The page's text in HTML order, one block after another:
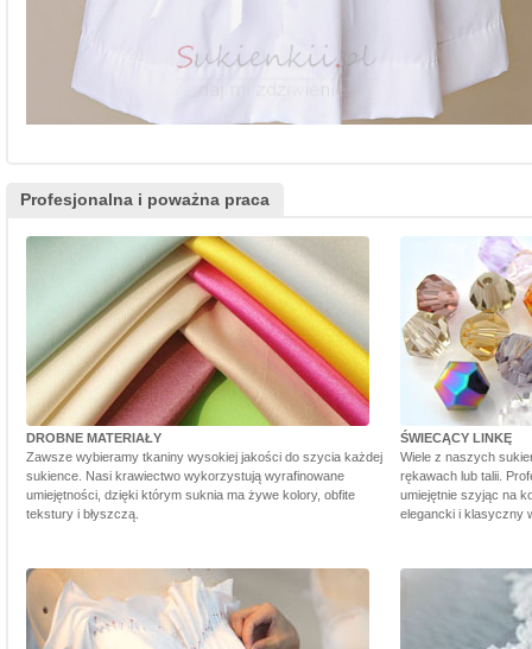
Profesjonalna i poważna praca
DROBNE MATERIAŁY
Zawsze wybieramy tkaniny wysokiej jakości do szycia każdej
sukience. Nasi krawiectwo wykorzystują wyrafinowane
umiejętności, dzięki którym suknia ma żywe kolory, obfite
tekstury i błyszczą.
ŚWIECĄCY LINKĘ
Wiele z naszych
rękawach lub talii.
umiejętnie szyjąc na
elegancki i klasyczny